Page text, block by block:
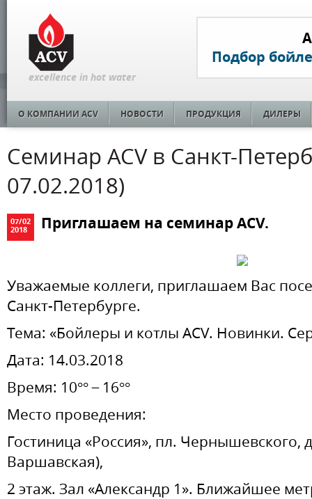
excellence in hot water
Подбор
О КОМПАНИИ ACV НОВОСТИ ПРОДУКЦИЯ ДИЛЕРЫ
Семинар ACV в Санкт-
07.02.2018)
07/02
2018
Приглашаем на семинар ACV.
Уважаемые коллеги, приглашаем Вас
Санкт-Петербурге.
Тема: «Бойлеры и котлы ACV. Новинки.
Дата: 14.03.2018
Время: 10°° ̶ 16°°
Место проведения:
Гостиница «Россия», пл. Чернышевского,
Варшавская),
2 этаж. Зал «Александр 1». Ближайшее